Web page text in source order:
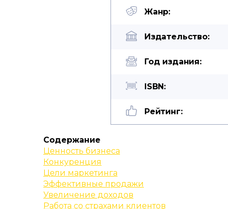
Жанр:
Издательство:
Год издания:
ISBN:
Рейтинг:
Содержание
Ценность бизнеса
Конкуренция
Цели маркетинга
Эффективные продажи
Увеличение доходов
Работа со страхами клиентов